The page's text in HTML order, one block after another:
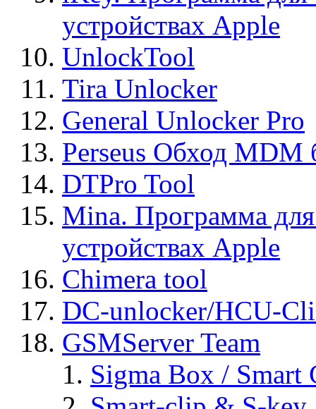
устройствах Apple
UnlockTool
Tira Unlocker
General Unlocker Pro
Perseus Обход MDM
DTPro Tool
Mina. Программа
устройствах Apple
Chimera tool
DC-unlocker/HCU-
GSMServer Team
Sigma Box / Smart